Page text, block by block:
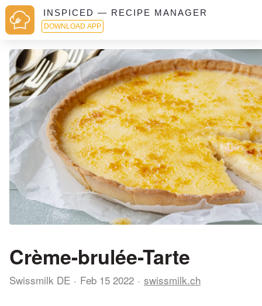
INSPICED — RECIPE MANAGER
DOWNLOAD APP
Crème-brulée-Tarte
Swissmilk DE Feb 15 2022 swissmilk.ch